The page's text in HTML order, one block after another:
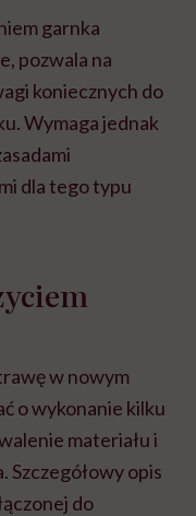
garnka
pozwala na
koniecznych do
Wymaga jednak
dla tego typu
w nowym
o wykonanie kilku
materiału i
Szczegółowy opis
do